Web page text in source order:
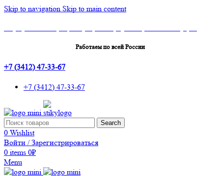
Skip to navigation Skip to main content
Работаем по всей России
+7 (3412) 47-33-67
+7 (3412) 47-33-67
Search
0 Wishlist
Войти / Зарегистрироваться
0 items 0₽
Menu